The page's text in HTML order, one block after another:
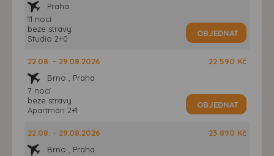
Praha
11 nocí
beze stravy
Studio 2+0
OBJEDNAT
22.08. - 29.08.2026
Brno , Praha
7 nocí
beze stravy
Apartmán 2+1
22 590 Kč
OBJEDNAT
22.08. - 29.08.2026
Brno , Praha
23 890 Kč